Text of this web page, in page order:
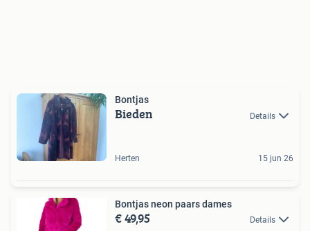
Bontjas
Bieden Details
Herten 15 jun 26
Bontjas neon paars dames
€ 49,95 Details